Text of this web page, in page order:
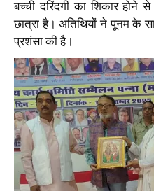
बच्ची दरिंदगी का शिकार होने
छात्रा है। अतिथियों ने पूनम के
प्रशंसा की है।